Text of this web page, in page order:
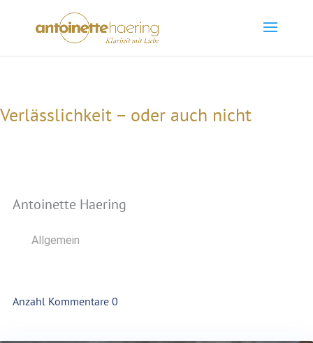
Verlässlichkeit – oder auch nicht
Antoinette Haering
Allgemein
Anzahl Kommentare 0